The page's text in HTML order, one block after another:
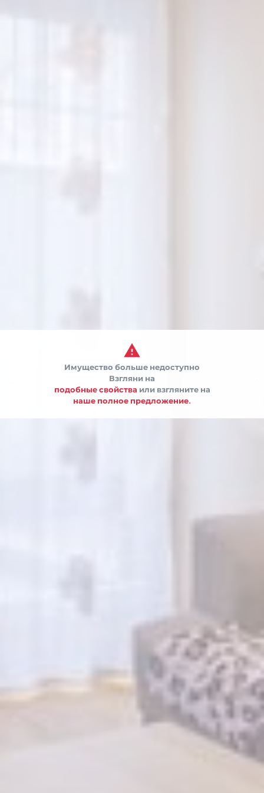

Имущество больше недоступно
Взгляни на
подобные свойства или взгляните на
наше полное предложение.